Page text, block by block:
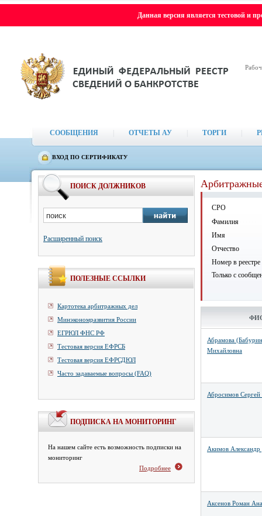
Данная версия является тестовой и
ВХОД ПО СЕРТИФИКАТУ
СООБЩЕНИЯ ОТЧЕТЫ АУ ТОРГИ
ПОИСК ДОЛЖНИКОВ
Расширенный поиск
ПОЛЕЗНЫЕ ССЫЛКИ
Картотека арбитражных дел
Минэкономразвития России
ЕГРЮЛ ФНС РФ
Тестовая версия ЕФРСБ
Тестовая версия ЕФРСДЮЛ
Часто задаваемые вопросы (FAQ)
ПОДПИСКА НА МОНИТОРИНГ
На нашем сайте есть возможность подписки на
мониторинг
Подробнее
СРО
Фамилия
Имя
Отчество
Номер в реестре
Только с
Абрамова
Михайловна
Абросимов Сергей
Акимов
Аксенов Роман